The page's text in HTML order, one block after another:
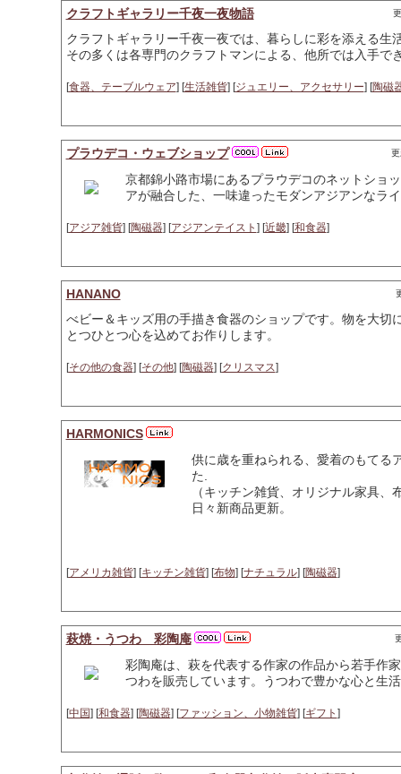
クラフトギャラリー千夜一夜物語
クラフトギャラリー千夜一夜では、暮らしに彩を添える
その多くは各専門のクラフトマンによる、他所では入手で
[食器、テーブルウェア] [生活雑貨] [ジュエリー、アクセサリー] [陶磁
プラウデコ・ウェブショップ
京都錦小路市場にあるプラウデコのネットショ
アが融合した、一味違ったモダンアジアンなラ
[アジア雑貨] [陶磁器] [アジアンテイスト ] [近畿] [和食器]
HANANO
べビー＆キッズ用の手描き食器のショップです。物を大切
とつひとつ心を込めてお作りします。
[その他の食器] [その他] [陶磁器] [クリスマス]
HARMONICS
供に歳を重ねられる、愛着のもてる
た.
（キッチン雑貨、オリジナル家具
日々新商品更新。
[アメリカ雑貨] [キッチン雑貨] [布物] [ナチュラル] [陶磁器]
萩焼・うつわ 彩陶庵
彩陶庵は、萩を代表する作家の作品から若手作
つわを販売しています。うつわで豊かな心と生
[中国] [和食器] [陶磁器] [ファッション、小物雑貨] [ギフト ]